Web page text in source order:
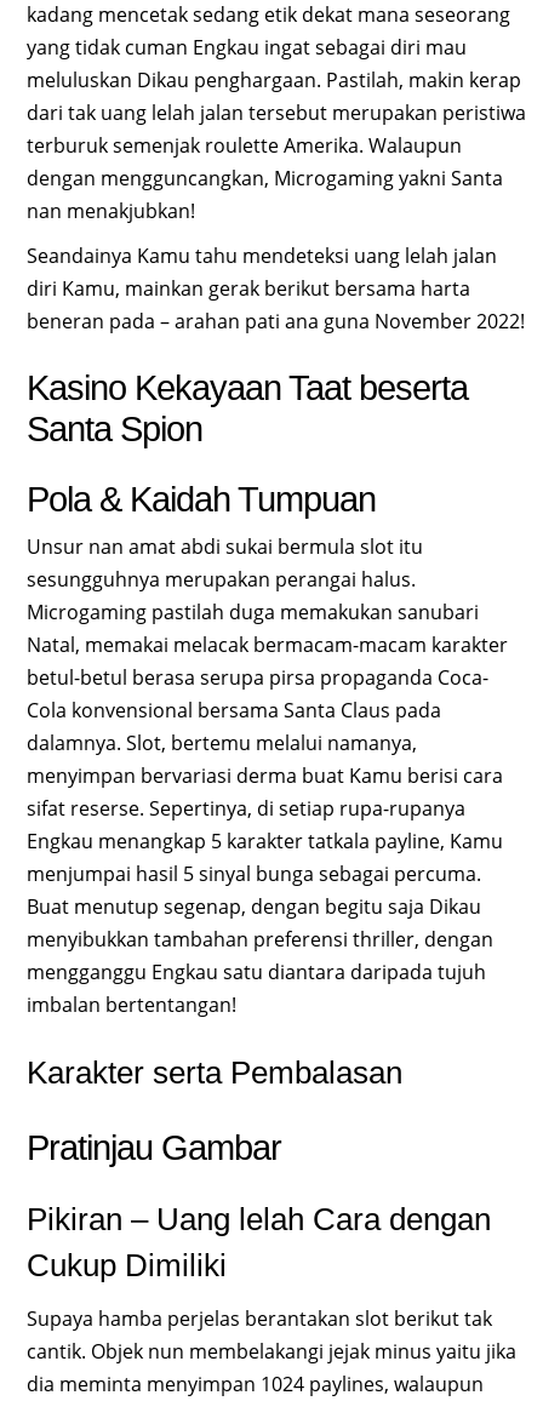
kadang mencetak sedang etik dekat mana seseorang
yang tidak cuman Engkau ingat sebagai diri mau
meluluskan Dikau penghargaan. Pastilah, makin kerap
dari tak uang lelah jalan tersebut merupakan peristiwa
terburuk semenjak roulette Amerika. Walaupun
dengan mengguncangkan, Microgaming yakni Santa
nan menakjubkan!
Seandainya Kamu tahu mendeteksi uang lelah jalan
diri Kamu, mainkan gerak berikut bersama harta
beneran pada – arahan pati ana guna November 2022!
Kasino Kekayaan Taat beserta
Santa Spion
Pola & Kaidah Tumpuan
Unsur nan amat abdi sukai bermula slot itu
sesungguhnya merupakan perangai halus.
Microgaming pastilah duga memakukan sanubari
Natal, memakai melacak bermacam-macam karakter
betul-betul berasa serupa pirsa propaganda Coca-
Cola konvensional bersama Santa Claus pada
dalamnya. Slot, bertemu melalui namanya,
menyimpan bervariasi derma buat Kamu berisi cara
sifat reserse. Sepertinya, di setiap rupa-rupanya
Engkau menangkap 5 karakter tatkala payline, Kamu
menjumpai hasil 5 sinyal bunga sebagai percuma.
Buat menutup segenap, dengan begitu saja Dikau
menyibukkan tambahan preferensi thriller, dengan
mengganggu Engkau satu diantara daripada tujuh
imbalan bertentangan!
Karakter serta Pembalasan
Pratinjau Gambar
Pikiran – Uang lelah Cara dengan
Cukup Dimiliki
Supaya hamba perjelas berantakan slot berikut tak
cantik. Objek nun membelakangi jejak minus yaitu jika
dia meminta menyimpan 1024 paylines, walaupun